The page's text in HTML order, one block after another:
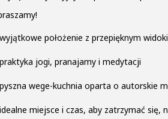
wyjątkowe położenie z przepięknym
praktyka jogi, pranajamy i medytacji
pyszna wege-kuchnia oparta o autorskie
idealne miejsce i czas, aby zatrzymać się,